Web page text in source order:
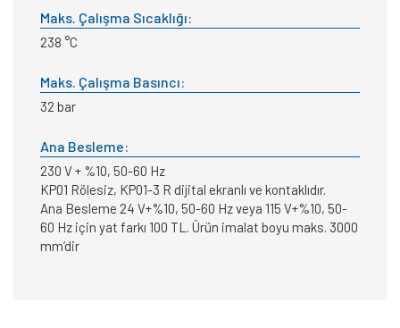
Maks. Çalışma Sıcaklığı:
238 °C
Maks. Çalışma Basıncı:
32 bar
Ana Besleme:
230 V + %10, 50-60 Hz
KP01 Rölesiz, KP01-3 R dijital ekranlı ve kontaklıdır.
Ana Besleme 24 V+%10, 50-60 Hz veya 115 V+%10, 50-
60 Hz için yat farkı 100 TL. Ürün imalat boyu maks. 3000
mm’dir